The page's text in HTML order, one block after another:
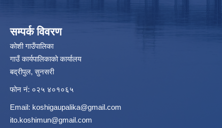
सम्पर्क विवरण
कोशी गाउँपालिका
गाउँ कार्यपालिकाको कार्यालय
बद्रीपुल, सुनसरी
फोन नं: ०२५ ४०१०६५
Email: koshigaupalika@gmail.com
ito.koshimun@gmail.com